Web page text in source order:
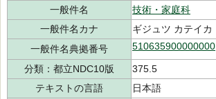
一般件名
技術・家庭科
一般件名カナ
ギジュツ カテイカ
一般件名典拠番号
510635900000000
分類：都立NDC10版
375.5
テキストの言語
日本語